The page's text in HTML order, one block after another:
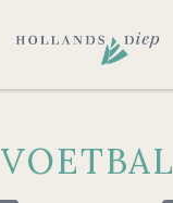
VOETBAL